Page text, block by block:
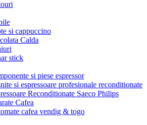
si cappuccino
Calda
stick
si piese espressor
si espressoare profesionale reconditionate
Reconditionate Saeco Philips
Cafea
cafea vendig & togo